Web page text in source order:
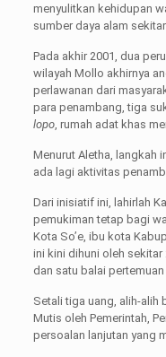
menyulitkan kehidupan
sumber daya alam sekitar.
Pada akhir 2001, dua
wilayah Mollo akhirnya
perlawanan dari
para penambang, tiga
lopo, rumah adat khas
Menurut Aletha, langkah
ada lagi aktivitas
Dari inisiatif ini, lahirlah
pemukiman tetap bagi
Kota So’e, ibu kota
ini kini dihuni oleh sekitar
dan satu balai
Setali tiga uang, alih-alih
Mutis oleh Pemerintah,
persoalan lanjutan yang